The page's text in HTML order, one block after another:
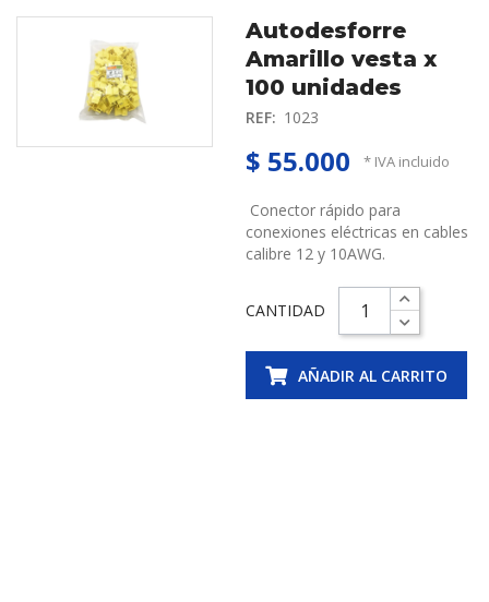
Autodesforre
Amarillo vesta x
100 unidades
REF: 1023
$ 55.000 * IVA incluido
Conector rápido para
conexiones eléctricas en cables
calibre 12 y 10AWG.
CANTIDAD
AÑADIR AL CARRITO